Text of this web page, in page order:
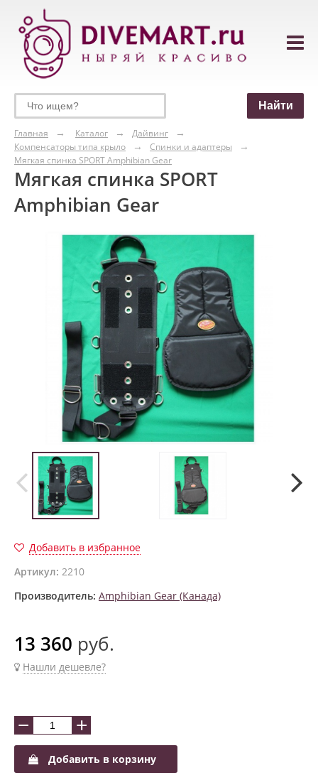
Главная Каталог
Дайвинг
Компенсаторы типа крыло
Спинки и адаптеры
Мягкая спинка SPORT Amphibian Gear
Мягкая спинка SPORT
Amphibian Gear
Добавить в избранное
Артикул: 2210
Производитель: Amphibian Gear (Канада)
13 360 руб.
Нашли дешевле?
− +
Добавить в корзину